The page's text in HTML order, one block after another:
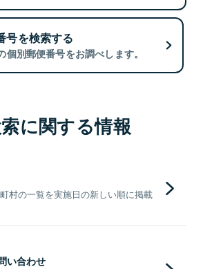
号を検索する
個別郵便番号をお調べします。
に関する情報
村の一覧を実施日の新しい順に掲載
い合わせ